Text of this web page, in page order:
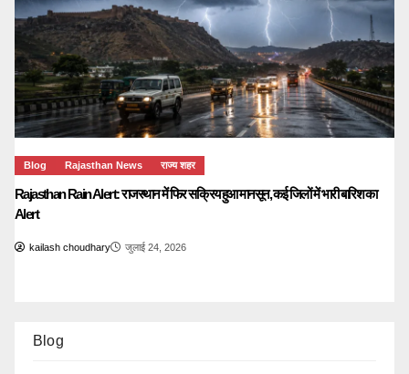
Blog Rajasthan News राज्य शहर
Rajasthan Rain Alert: राजस्थान में फिर सक्रिय हुआ मानसून, कई जिलों में भारी बारिश का
Alert
kailash choudhary जुलाई 24, 2026
Blog